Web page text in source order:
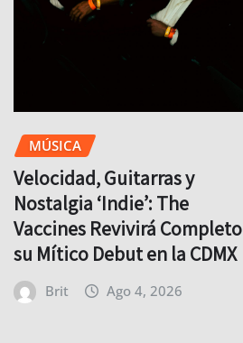
MÚSICA
Velocidad, Guitarras y
Nostalgia ‘Indie’: The
Vaccines Revivirá Completo
su Mítico Debut en la CDMX
Brit Ago 4, 2026